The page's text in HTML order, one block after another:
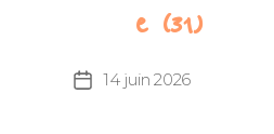
e (31)
Date14 juin 2026